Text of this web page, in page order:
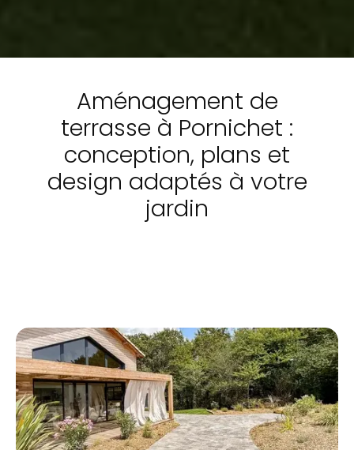
Aménagement de
terrasse à Pornichet :
conception, plans et
design adaptés à votre
jardin